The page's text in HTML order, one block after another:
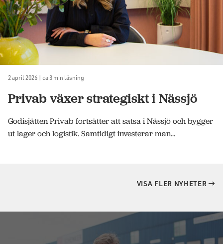
2 april 2026 | ca 3 min läsning
Privab växer strategiskt i Nässjö
Godisjätten Privab fortsätter att satsa i Nässjö och bygger
ut lager och logistik. Samtidigt investerar man...
VISA FLER NYHETER